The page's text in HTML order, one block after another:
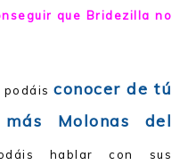
que Bridezilla no
podáisconocer de tú
Molonas del
hablar con sus